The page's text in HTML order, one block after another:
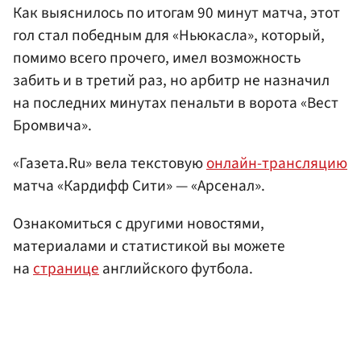
Как выяснилось по итогам 90 минут матча, этот
гол стал победным для «Ньюкасла», который,
помимо всего прочего, имел возможность
забить и в третий раз, но арбитр не назначил
на последних минутах пенальти в ворота «Вест
Бромвича».
«Газета.Ru» вела текстовуюонлайн-трансляцию
матча «Кардифф Сити» — «Арсенал».
Ознакомиться с другими новостями,
материалами и статистикой вы можете
настраницеанглийского футбола.